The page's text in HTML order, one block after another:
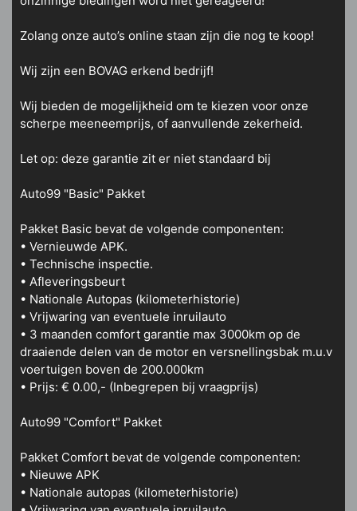
Zolang onze auto’s online staan zijn die nog te koop!
Wij zijn een BOVAG erkend bedrijf!
Wij bieden de mogelijkheid om te kiezen voor onze
scherpe meeneemprijs, of aanvullende zekerheid.
Let op: deze garantie zit er niet standaard bij
Auto99 "Basic" Pakket
Pakket Basic bevat de volgende componenten:
• Vernieuwde APK.
• Technische inspectie.
• Afleveringsbeurt
• Nationale Autopas (kilometerhistorie)
• Vrijwaring van eventuele inruilauto
• 3 maanden comfort garantie max 3000km op de
draaiende delen van de motor en versnellingsbak m.u.v
voertuigen boven de 200.000km
• Prijs: € 0.00,- (Inbegrepen bij vraagprijs)
Auto99 "Comfort" Pakket
Pakket Comfort bevat de volgende componenten:
• Nieuwe APK
• Nationale autopas (kilometerhistorie)